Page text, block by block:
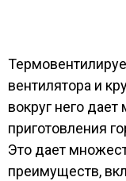
вентилятора и
вокруг него дает
приготовления
Это дает
преимуществ,